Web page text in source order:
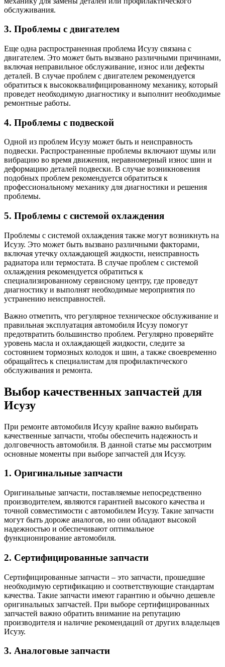
обслуживания.
3. Проблемы с двигателем
Еще одна распространенная проблема Исузу связана с
двигателем. Это может быть вызвано различными причинами,
включая неправильное обслуживание, износ или дефекты
деталей. В случае проблем с двигателем рекомендуется
обратиться к высококвалифицированному механику, который
проведет необходимую диагностику и выполнит необходимые
ремонтные работы.
4. Проблемы с подвеской
Одной из проблем Исузу может быть и неисправность
подвески. Распространенные проблемы включают шумы или
вибрацию во время движения, неравномерный износ шин и
деформацию деталей подвески. В случае возникновения
подобных проблем рекомендуется обратиться к
профессиональному механику для диагностики и решения
проблемы.
5. Проблемы с системой охлаждения
Проблемы с системой охлаждения также могут возникнуть на
Исузу. Это может быть вызвано различными факторами,
включая утечку охлаждающей жидкости, неисправность
радиатора или термостата. В случае проблем с системой
охлаждения рекомендуется обратиться к
специализированному сервисному центру, где проведут
диагностику и выполнят необходимые мероприятия по
устранению неисправностей.
Важно отметить, что регулярное техническое обслуживание и
правильная эксплуатация автомобиля Исузу помогут
предотвратить большинство проблем. Регулярно проверяйте
уровень масла и охлаждающей жидкости, следите за
состоянием тормозных колодок и шин, а также своевременно
обращайтесь к специалистам для профилактического
обслуживания и ремонта.
Выбор качественных запчастей для
Исузу
При ремонте автомобиля Исузу крайне важно выбирать
качественные запчасти, чтобы обеспечить надежность и
долговечность автомобиля. В данной статье мы рассмотрим
основные моменты при выборе запчастей для Исузу.
1. Оригинальные запчасти
Оригинальные запчасти, поставляемые непосредственно
производителем, являются гарантией высокого качества и
точной совместимости с автомобилем Исузу. Такие запчасти
могут быть дороже аналогов, но они обладают высокой
надежностью и обеспечивают оптимальное
функционирование автомобиля.
2. Сертифицированные запчасти
Сертифицированные запчасти – это запчасти, прошедшие
необходимую сертификацию и соответствующие стандартам
качества. Такие запчасти имеют гарантию и обычно дешевле
оригинальных запчастей. При выборе сертифицированных
запчастей важно обратить внимание на репутацию
производителя и наличие рекомендаций от других владельцев
Исузу.
3. Аналоговые запчасти